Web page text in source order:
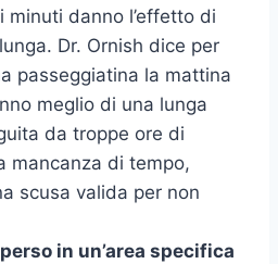
minuti danno l’effetto di
Dr. Ornish dice per
passeggiatina la mattina
meglio di una lunga
da troppe ore di
mancanza di tempo,
scusa valida per non
in un’area specifica